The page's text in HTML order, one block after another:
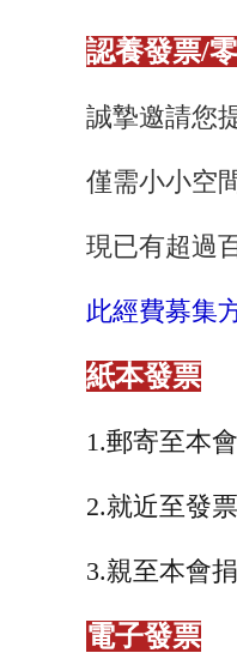
裡
認養發票/
誠摯邀請您
僅需小小空
現已有超過
此經費募集
紙本發票
1.郵寄至本
2.就近至發
3.親至本會捐
電子發票